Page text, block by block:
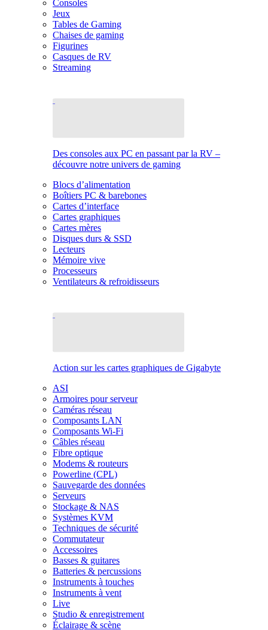
Consoles
Jeux
Tables de Gaming
Chaises de gaming
Figurines
Casques de RV
Streaming
Des consoles aux PC en passant par la RV –
découvre notre univers de gaming
Blocs d’alimentation
Boîtiers PC & barebones
Cartes d’interface
Cartes graphiques
Cartes mères
Disques durs & SSD
Lecteurs
Mémoire vive
Processeurs
Ventilateurs & refroidisseurs
Action sur les cartes graphiques de Gigabyte
ASI
Armoires pour serveur
Caméras réseau
Composants LAN
Composants Wi-Fi
Câbles réseau
Fibre optique
Modems & routeurs
Powerline (CPL)
Sauvegarde des données
Serveurs
Stockage & NAS
Systèmes KVM
Techniques de sécurité
Commutateur
Accessoires
Basses & guitares
Batteries & percussions
Instruments à touches
Instruments à vent
Live
Studio & enregistrement
Éclairage & scène